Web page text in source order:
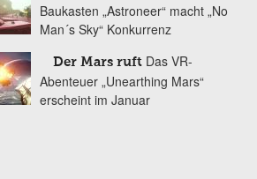
Baukasten „Astroneer“ macht „No
Man´s Sky“ Konkurrenz
Der Mars ruft Das VR-
Abenteuer „Unearthing Mars“
erscheint im Januar